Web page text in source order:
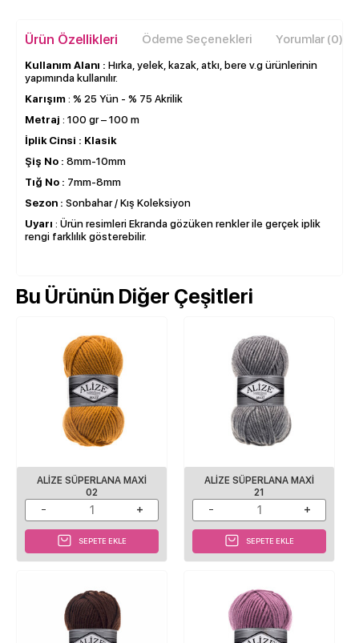
Ürün Özellikleri Ödeme Seçenekleri Yorumlar (0)
Kullanım Alanı : Hırka, yelek, kazak, atkı, bere v.g ürünlerinin
yapımında kullanılır.
Karışım : % 25 Yün - % 75 Akrilik
Metraj : 100 gr – 100 m
İplik Cinsi : Klasik
Şiş No : 8mm-10mm
Tığ No : 7mm-8mm
Sezon : Sonbahar / Kış Koleksiyon
Uyarı : Ürün resimleri Ekranda gözüken renkler ile gerçek iplik
rengi farklılık gösterebilir.
Bu Ürünün Diğer Çeşitleri
ALİZE SÜPERLANA MAXİ
02
SEPETE EKLE
ALİZE SÜPERLANA MAXİ
21
SEPETE EKLE